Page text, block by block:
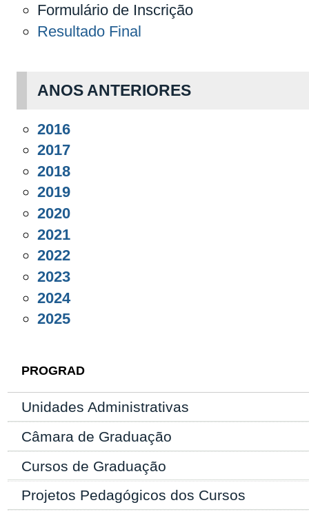
Formulário de Inscrição
Resultado Final
ANOS ANTERIORES
2016
2017
2018
2019
2020
2021
2022
2023
2024
2025
PROGRAD
Unidades Administrativas
Câmara de Graduação
Cursos de Graduação
Projetos Pedagógicos dos Cursos